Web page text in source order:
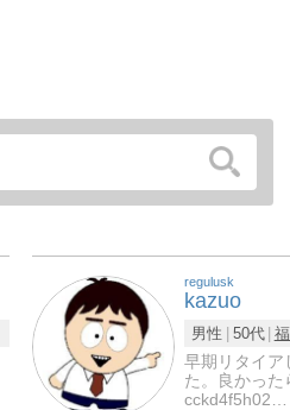
regulusk
kazuo
男性 50代
早期リタイア
た。良かっ
cckd4f5h02…